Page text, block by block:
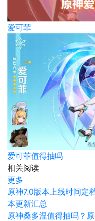
爱可菲
爱可菲值得抽吗
相关阅读
更多
原神7.0版本上线时间定
本更新汇总
原神桑多涅值得抽吗？